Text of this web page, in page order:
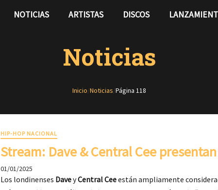
NOTICIAS ARTISTAS DISCOS
Noticias
Inicio/Noticias/Página 118
HIP-HOP NACIONAL
Stream: Dave & Central Cee
01/01/2025
Los londinenses DaveyCentral Ceeestán ampliamente